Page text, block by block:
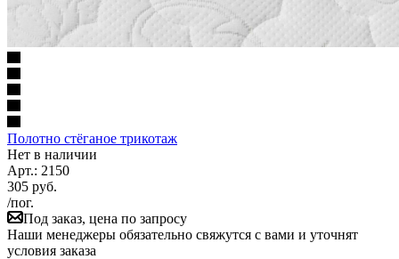
Полотно стёганое трикотаж
Нет в наличии
Арт.: 2150
305 руб.
/пог.
Под заказ, цена по запросу
Наши менеджеры обязательно свяжутся с вами и уточнят
условия заказа